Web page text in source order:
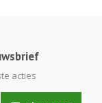
acties